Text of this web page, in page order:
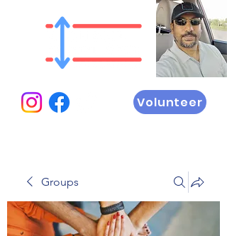
Volunteer
Groups